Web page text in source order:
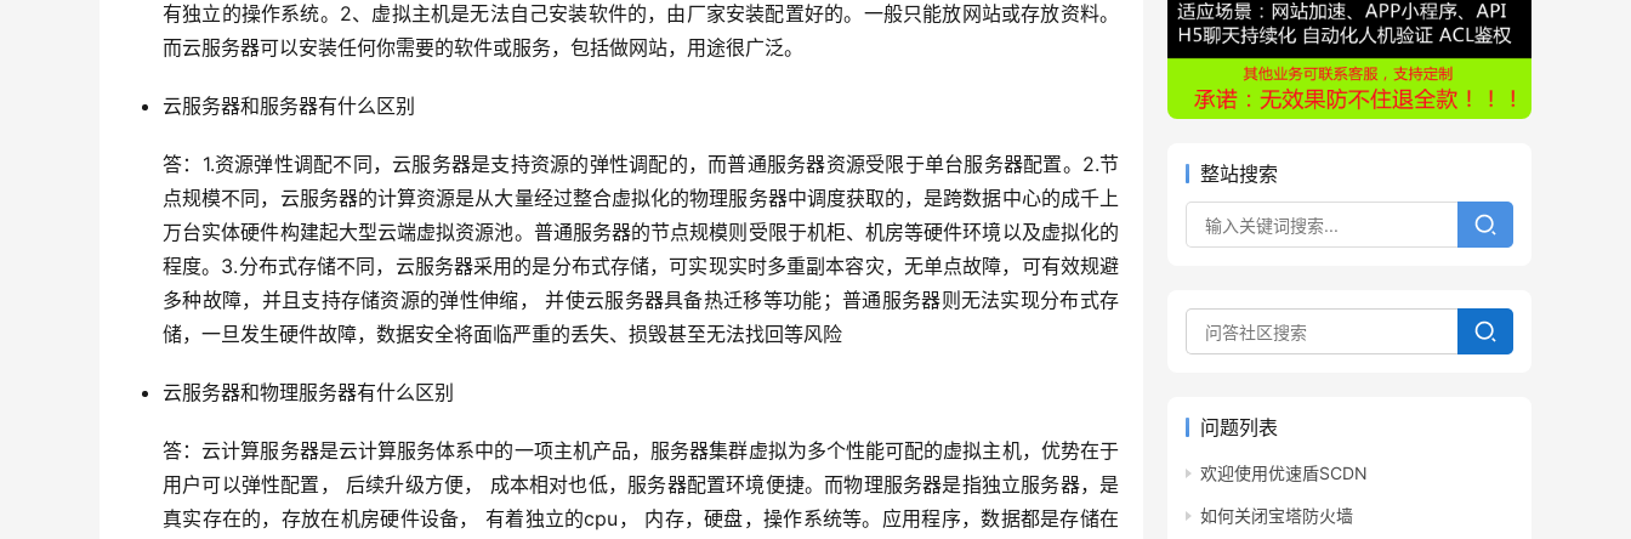
有独立的操作系统。2、虚拟主机是无法自己安装软件的，由厂家安装配置好的。一般只能放网站或存放资料。
而云服务器可以安装任何你需要的软件或服务，包括做网站，用途很广泛。
云服务器和服务器有什么区别
答：1.资源弹性调配不同，云服务器是支持资源的弹性调配的，而普通服务器资源受限于单台服务器配置。2.节
点规模不同，云服务器的计算资源是从大量经过整合虚拟化的物理服务器中调度获取的，是跨数据中心的成千上
万台实体硬件构建起大型云端虚拟资源池。普通服务器的节点规模则受限于机柜、机房等硬件环境以及虚拟化的
程度。3.分布式存储不同，云服务器采用的是分布式存储，可实现实时多重副本容灾，无单点故障，可有效规避
多种故障，并且支持存储资源的弹性伸缩， 并使云服务器具备热迁移等功能；普通服务器则无法实现分布式存
储，一旦发生硬件故障，数据安全将面临严重的丢失、损毁甚至无法找回等风险
云服务器和物理服务器有什么区别
答：云计算服务器是云计算服务体系中的一项主机产品，服务器集群虚拟为多个性能可配的虚拟主机，优势在于
用户可以弹性配置， 后续升级方便， 成本相对也低，服务器配置环境便捷。而物理服务器是指独立服务器，是
真实存在的，存放在机房硬件设备， 有着独立的cpu， 内存，硬盘，操作系统等。应用程序，数据都是存储在
整站搜索
问题列表
欢迎使用优速盾SCDN
如何关闭宝塔防火墙